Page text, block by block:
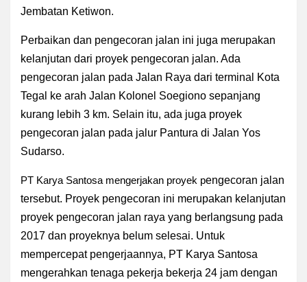
Jembatan Ketiwon.
Perbaikan dan pengecoran jalan ini juga merupakan
kelanjutan dari proyek pengecoran jalan. Ada
pengecoran jalan pada Jalan Raya dari terminal Kota
Tegal ke arah Jalan Kolonel Soegiono sepanjang
kurang lebih 3 km. Selain itu, ada juga proyek
pengecoran jalan pada jalur Pantura di Jalan Yos
Sudarso.
PT Karya Santosa mengerjakan proyek pengecoran jalan
tersebut. Proyek pengecoran ini merupakan kelanjutan
proyek pengecoran jalan raya yang berlangsung pada
2017 dan proyeknya belum selesai. Untuk
mempercepat pengerjaannya, PT Karya Santosa
mengerahkan tenaga pekerja bekerja 24 jam dengan